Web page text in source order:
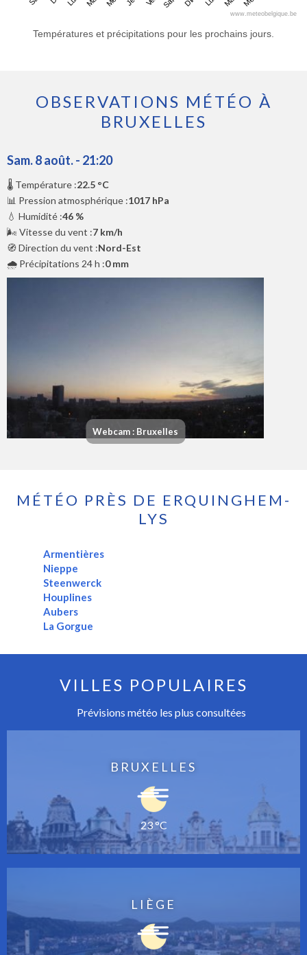
www.meteobelgique.be
Températures et précipitations pour les prochains jours.
OBSERVATIONS MÉTÉO À
BRUXELLES
Sam. 8 août. - 21:20
🌡️ Température :22.5 °C
📊 Pression atmosphérique :1017 hPa
💧 Humidité :46 %
🌬️ Vitesse du vent :7 km/h
🧭 Direction du vent :Nord-Est
🌧️ Précipitations 24 h :0 mm
Webcam : Bruxelles
MÉTÉO PRÈS DE ERQUINGHEM-
LYS
Armentières
Nieppe
Steenwerck
Houplines
Aubers
La Gorgue
VILLES POPULAIRES
Prévisions météo les plus consultées
BRUXELLES
23 °C
LIÈGE